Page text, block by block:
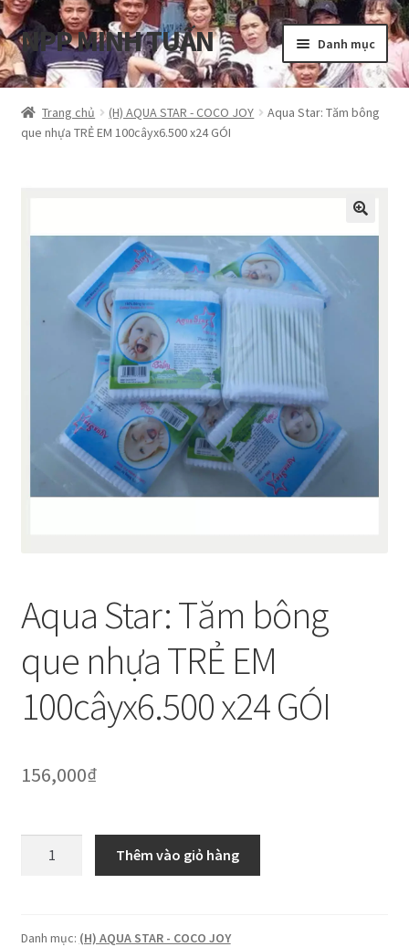
Đi
đến
Điều
hướng
Chuyển
đến
nội
dung
NPP MINH TUẤN Danh mục
Tổng quan
Blog
Hướng dẫn
My account
Privacy Policy
Thanh toán
Về chúng tôi
Trang chủ (H) AQUA STAR - COCO JOY
Aqua Star: Tăm bông
que nhựa TRẺ EM 100câyx6.500 x24 GÓI
Aqua Star: Tăm bông
que nhựa TRẺ EM
100câyx6.500 x24 GÓI
156,000₫
que
Thêm vào giỏ hàng
Danh mục: (H) AQUA STAR - COCO JOY